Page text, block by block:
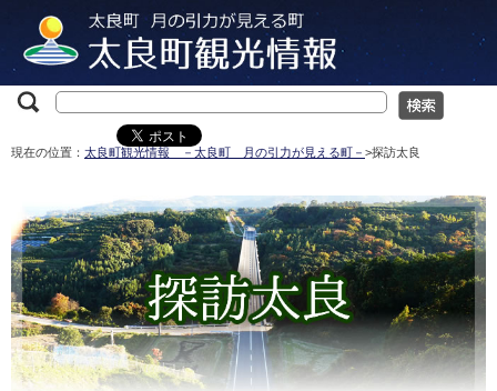
現在の位置： 太良町観光情報 －太良町 月の引力が見える町－ >探訪太良